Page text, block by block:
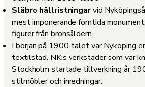
Släbro hällristningarvid
mest imponerande forntida
figurer från bronsåldern.
I början på 1900-talet var Nyköping
textilstad. NK:s verkstäder som var
Stockholm startade tillverkning år
stilmöbler och inredningar.